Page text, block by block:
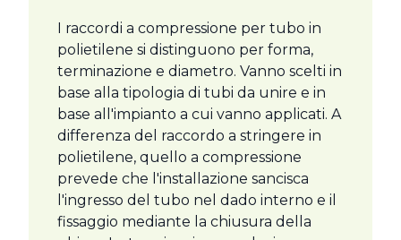
I raccordi a compressione per tubo in
polietilene si distinguono per forma,
terminazione e diametro. Vanno scelti in
base alla tipologia di tubi da unire e in
base all'impianto a cui vanno applicati. A
differenza del raccordo a stringere in
polietilene, quello a compressione
prevede che l'installazione sancisca
l'ingresso del tubo nel dado interno e il
fissaggio mediante la chiusura della